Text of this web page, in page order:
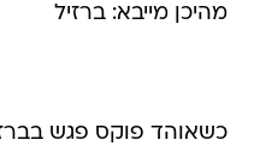
מהיכן מייבא: ברזיל
כשאוהד פוקס פגש